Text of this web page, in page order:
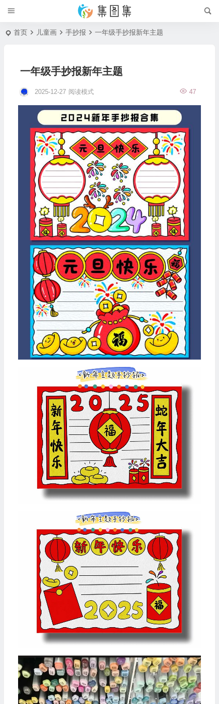
首页 儿童画 手抄报 一年级手抄报新年主题
一年级手抄报新年主题
2025-12-27 47
阅读模式